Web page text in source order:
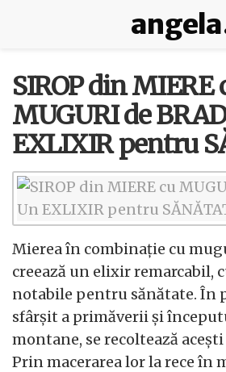
SIROP din MIERE
MUGURI de
EXLIXIR pentru
Mierea în combinație cu
creează un elixir remarcabil,
notabile pentru sănătate. În
sfârșit a primăverii și
montane, se recoltează
Prin macerarea lor la rece în